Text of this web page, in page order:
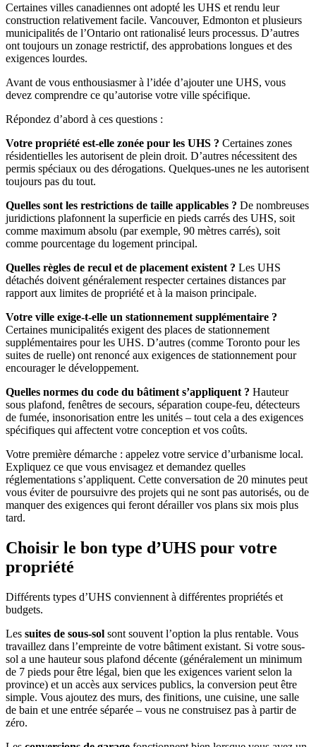
Certaines villes canadiennes ont adopté les UHS et rendu leur
construction relativement facile. Vancouver, Edmonton et plusieurs
municipalités de l’Ontario ont rationalisé leurs processus. D’autres
ont toujours un zonage restrictif, des approbations longues et des
exigences lourdes.
Avant de vous enthousiasmer à l’idée d’ajouter une UHS, vous
devez comprendre ce qu’autorise votre ville spécifique.
Répondez d’abord à ces questions :
Votre propriété est-elle zonée pour les UHS ? Certaines zones
résidentielles les autorisent de plein droit. D’autres nécessitent des
permis spéciaux ou des dérogations. Quelques-unes ne les autorisent
toujours pas du tout.
Quelles sont les restrictions de taille applicables ? De nombreuses
juridictions plafonnent la superficie en pieds carrés des UHS, soit
comme maximum absolu (par exemple, 90 mètres carrés), soit
comme pourcentage du logement principal.
Quelles règles de recul et de placement existent ? Les UHS
détachés doivent généralement respecter certaines distances par
rapport aux limites de propriété et à la maison principale.
Votre ville exige-t-elle un stationnement supplémentaire ?
Certaines municipalités exigent des places de stationnement
supplémentaires pour les UHS. D’autres (comme Toronto pour les
suites de ruelle) ont renoncé aux exigences de stationnement pour
encourager le développement.
Quelles normes du code du bâtiment s’appliquent ? Hauteur
sous plafond, fenêtres de secours, séparation coupe-feu, détecteurs
de fumée, insonorisation entre les unités – tout cela a des exigences
spécifiques qui affectent votre conception et vos coûts.
Votre première démarche : appelez votre service d’urbanisme local.
Expliquez ce que vous envisagez et demandez quelles
réglementations s’appliquent. Cette conversation de 20 minutes peut
vous éviter de poursuivre des projets qui ne sont pas autorisés, ou de
manquer des exigences qui feront dérailler vos plans six mois plus
tard.
Choisir le bon type d’UHS pour votre
propriété
Différents types d’UHS conviennent à différentes propriétés et
budgets.
Les suites de sous-sol sont souvent l’option la plus rentable. Vous
travaillez dans l’empreinte de votre bâtiment existant. Si votre sous-
sol a une hauteur sous plafond décente (généralement un minimum
de 7 pieds pour être légal, bien que les exigences varient selon la
province) et un accès aux services publics, la conversion peut être
simple. Vous ajoutez des murs, des finitions, une cuisine, une salle
de bain et une entrée séparée – vous ne construisez pas à partir de
zéro.